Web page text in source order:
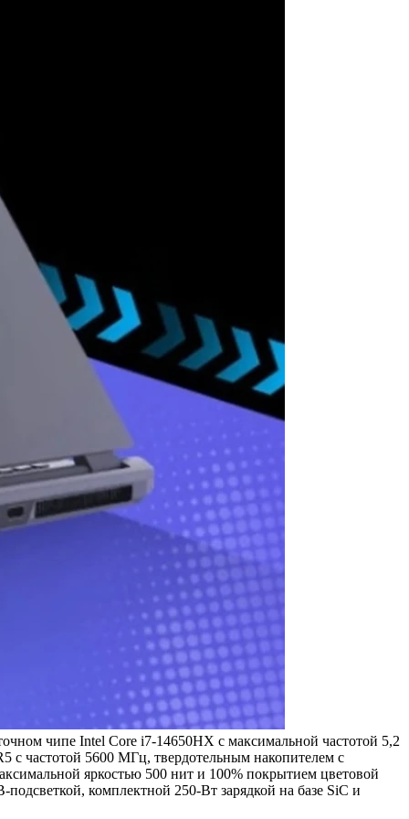
чипе Intel Core i7-14650HX с максимальной частотой 5,2
частотой 5600 МГц, твердотельным накопителем с
яркостью 500 нит и 100% покрытием цветовой
комплектной 250-Вт зарядкой на базе SiC и